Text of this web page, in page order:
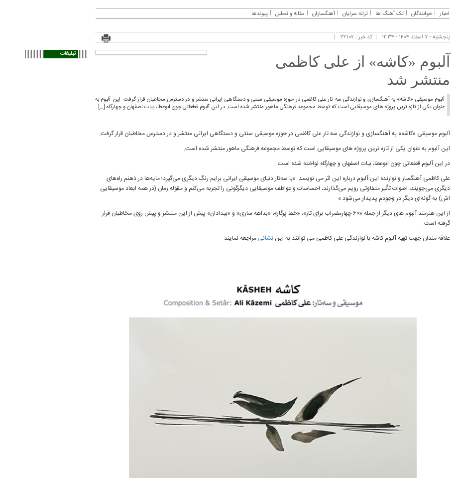
اخبار خوانندگان تک آهنگ ها ترانه سرایان آهنگسازان مقاله و تحلیل پیوندها
پنجشنبه - ۷ اسفند ۱۴۰۴ - ۱۲:۳۴ کد خبر : ۳۲۱۰۷
آلبوم «کاشه» از علی کاظمی
منتشر شد
آلبوم موسیقی «کاشه» به آهنگسازی و نوازندگی سه تار علی کاظمی در حوزه موسیقی سنتی و دستگاهی ایرانی منتشر و در دسترس مخاطبان قرار گرفت. این آلبوم به
عنوان یکی از تازه ترین پروژه های موسیقایی است که توسط مجموعه فرهنگی ماهور منتشر شده است. در این آلبوم قطعاتی چون ابوعطا، بیات اصفهان و چهارگاه […]
آلبوم موسیقی «کاشه» به آهنگسازی و نوازندگی سه تار علی کاظمی در حوزه موسیقی سنتی و دستگاهی ایرانی منتشر و در دسترس مخاطبان قرار گرفت.
این آلبوم به عنوان یکی از تازه ترین پروژه های موسیقایی است که توسط مجموعه فرهنگی ماهور منتشر شده است.
در این آلبوم قطعاتی چون ابوعطا، بیات اصفهان و چهارگاه نواخته شده است.
علی کاظمی آهنگساز و نوازنده این آلبوم درباره‌ این اثر می نویسد: «با سه‌تار دنیای موسیقی ایرانی برایم رنگ دیگری می‌گیرد؛ مایه‌ها در ذهنم راه‌های
دیگری می‌جویند، اصوات تأثیر متفاوتی رویم می‌گذارند، احساسات و عواطف موسیقایی دیگرگونی را تجربه می‌کنم و مقوله‌ زمان (در همه‌ ابعاد موسیقایی‌
اش) به گونه‌ای دیگر در وجودم پدیدار می‌شود.»
از این هنرمند آلبوم های دیگر از جمله «60 چهارمضراب برای تار»، «خط پرگار»، «بداهه سازی» و «بیدادان» پیش از این منتشر و پیش روی مخاطبان قرار
گرفته است.
علاقه مندان جهت تهیه آلبوم کاشه با نوازندگی علی کاظمی می توانند به این نشانی مراجعه نمایند.
تبلیغات